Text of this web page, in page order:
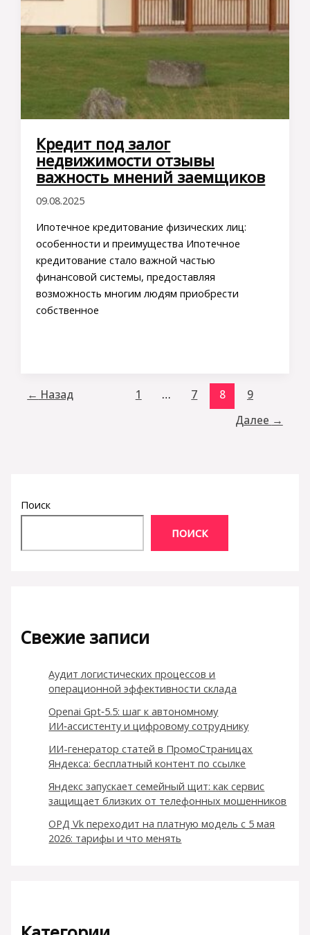
Кредит под залог
недвижимости отзывы
важность мнений заемщиков
09.08.2025
Ипотечное кредитование физических лиц:
особенности и преимущества Ипотечное
кредитование стало важной частью
финансовой системы, предоставляя
возможность многим людям приобрести
собственное
← Назад 1 … 7 8
9
Далее →
Поиск
ПОИСК
Свежие записи
Аудит логистических процессов и
операционной эффективности склада
Openai Gpt‑5.5: шаг к автономному
ИИ‑ассистенту и цифровому сотруднику
ИИ-генератор статей в ПромоСтраницах
Яндекса: бесплатный контент по ссылке
Яндекс запускает семейный щит: как сервис
защищает близких от телефонных мошенников
ОРД Vk переходит на платную модель с 5 мая
2026: тарифы и что менять